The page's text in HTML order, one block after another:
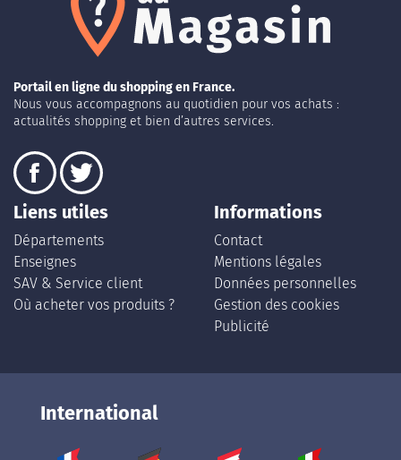
Portail en ligne du shopping en France.
Nous vous accompagnons au quotidien pour vos achats :
actualités shopping et bien d’autres services.
Liens utiles
Départements
Enseignes
SAV & Service client
Où acheter vos produits ?
Informations
Contact
Mentions légales
Données personnelles
Gestion des cookies
Publicité
International